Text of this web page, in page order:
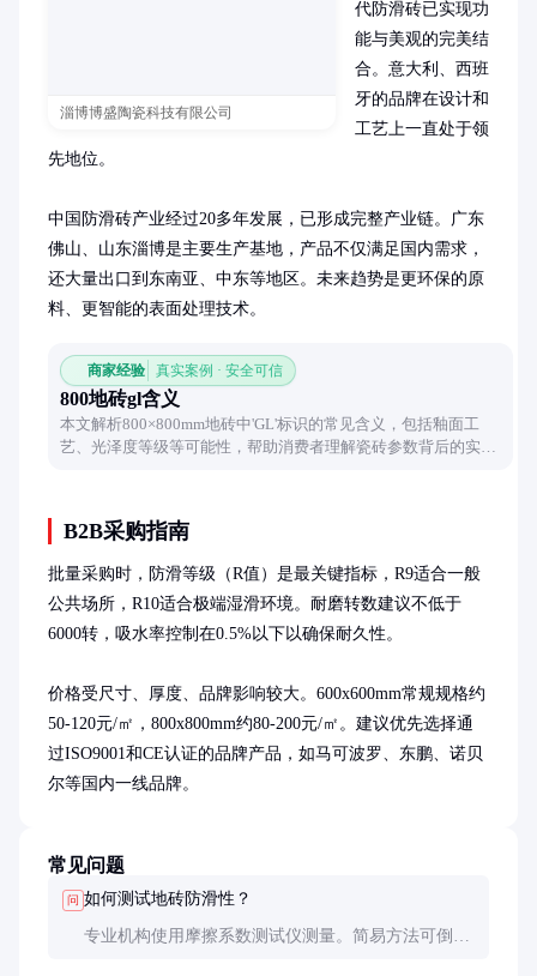
淄博博盛陶瓷科技有限公司
代防滑砖已实现功
能与美观的完美结
合。意大利、西班
牙的品牌在设计和
工艺上一直处于领
先地位。
中国防滑砖产业经过20多年发展，已形成完整产业链。广东
佛山、山东淄博是主要生产基地，产品不仅满足国内需求，
还大量出口到东南亚、中东等地区。未来趋势是更环保的原
料、更智能的表面处理技术。
商家经验 真实案例 · 安全可信
800地砖gl含义
本文解析800×800mm地砖中'GL'标识的常见含义，包括釉面工
艺、光泽度等级等可能性，帮助消费者理解瓷砖参数背后的实际
B2B采购指南
批量采购时，防滑等级（R值）是最关键指标，R9适合一般
公共场所，R10适合极端湿滑环境。耐磨转数建议不低于
6000转，吸水率控制在0.5%以下以确保耐久性。
价格受尺寸、厚度、品牌影响较大。600x600mm常规规格约
50-120元/㎡，800x800mm约80-200元/㎡。建议优先选择通
过ISO9001和CE认证的品牌产品，如马可波罗、东鹏、诺贝
尔等国内一线品牌。
常见问题
问 如何测试地砖防滑性？
专业机构使用摩擦系数测试仪测量。简易方法可倒水